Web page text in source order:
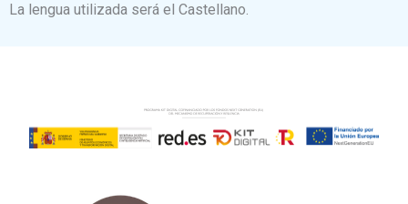
La lengua utilizada será el Castellano.